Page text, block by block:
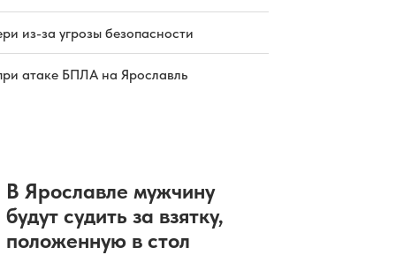
Размахивавший пистолетом
ярославец задержан в продуктовом
магазине
из-за угрозы безопасности
атаке БПЛА на Ярославль
В Ярославле мужчину
будут судить за взятку,
положенную в стол